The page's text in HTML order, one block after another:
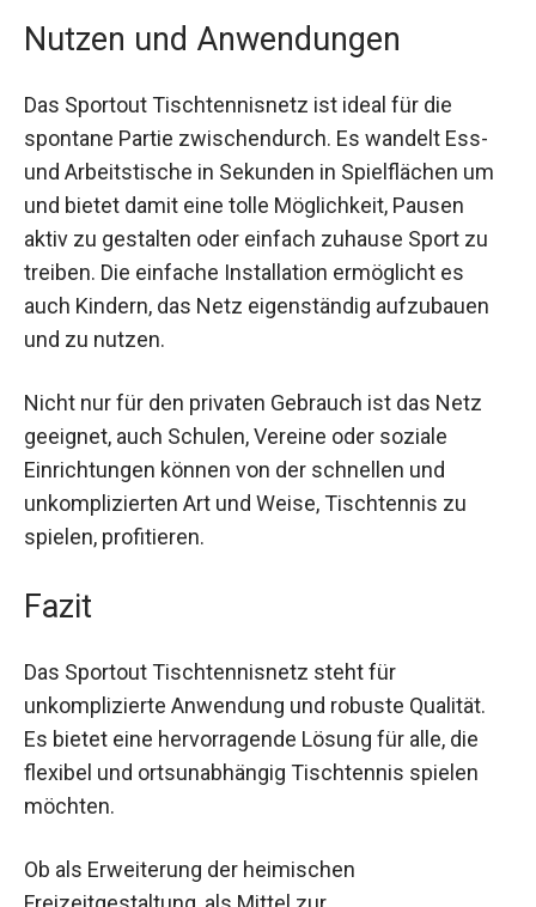
Nutzen und Anwendungen
spontane Partie zwischendurch. Es wandelt Ess-
und Arbeitstische in Sekunden in Spielflächen um
und bietet damit eine tolle Möglichkeit, Pausen
aktiv zu gestalten oder einfach zuhause Sport zu
treiben. Die einfache Installation ermöglicht es
auch Kindern, das Netz eigenständig aufzubauen
und zu nutzen.
geeignet, auch Schulen, Vereine oder soziale
Einrichtungen können von der schnellen und
unkomplizierten Art und Weise, Tischtennis zu
spielen, profitieren.
Fazit
unkomplizierte Anwendung und robuste Qualität.
Es bietet eine hervorragende Lösung für alle, die
flexibel und ortsunabhängig Tischtennis spielen
möchten.
Freizeitgestaltung, als Mittel zur